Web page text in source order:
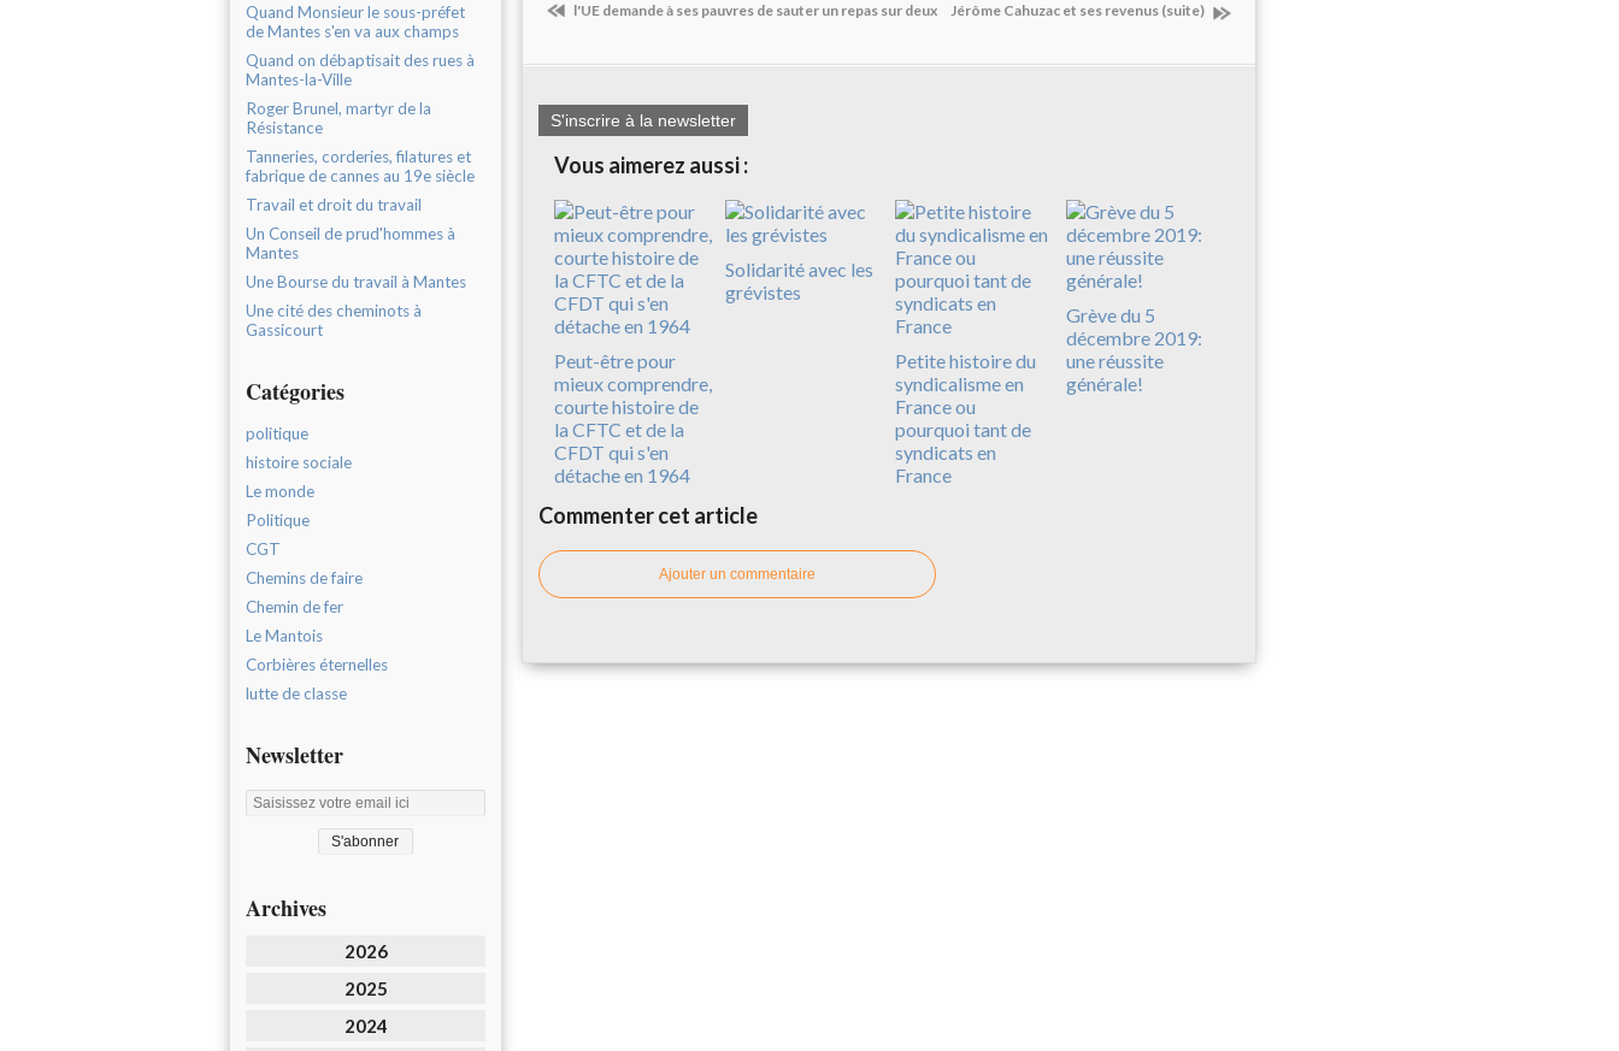
Quand Monsieur le sous-préfet
de Mantes s'en va aux champs
Quand on débaptisait des rues à
Mantes-la-Ville
Roger Brunel, martyr de la
Résistance
Tanneries, corderies, filatures et
fabrique de cannes au 19e siècle
Travail et droit du travail
Un Conseil de prud'hommes à
Mantes
Une Bourse du travail à Mantes
Une cité des cheminots à
Gassicourt
Catégories
politique
histoire sociale
Le monde
Politique
CGT
Chemins de faire
Chemin de fer
Le Mantois
Corbières éternelles
lutte de classe
Newsletter
Archives
2026
2025
2024
l'UE demande à ses pauvres de sauter un repas sur deux Jérôme Cahuzac et ses revenus (suite)
S'inscrire à la newsletter
Vous aimerez aussi :
Peut-être pour
mieux comprendre,
courte histoire de
la CFTC et de la
CFDT qui s'en
détache en 1964
Solidarité avec les
grévistes
Petite histoire du
syndicalisme en
France ou
pourquoi tant de
syndicats en
France
Grève du 5
décembre 2019:
une réussite
générale!
Commenter cet article
Ajouter un commentaire